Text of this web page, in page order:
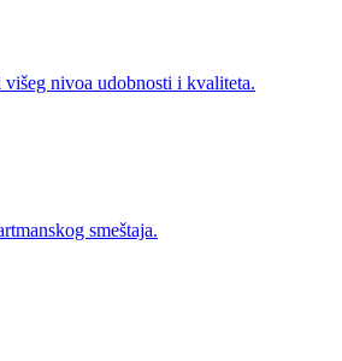
nivoa udobnosti i kvaliteta.
smeštaja.